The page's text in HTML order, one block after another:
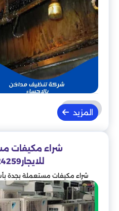
المزيد
شراء مكيفات
للايجار01098424259
شراء مكيفات مستعملة بجدة